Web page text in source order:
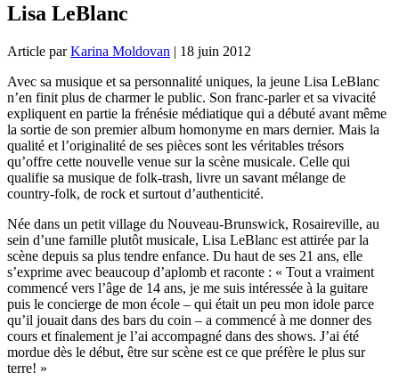
Lisa LeBlanc
Article parKarina Moldovan | 18 juin 2012
Avec sa musique et sa personnalité uniques, la jeune Lisa LeBlanc
n’en finit plus de charmer le public. Son franc-parler et sa vivacité
expliquent en partie la frénésie médiatique qui a débuté avant même
la sortie de son premier album homonyme en mars dernier. Mais la
qualité et l’originalité de ses pièces sont les véritables trésors
qu’offre cette nouvelle venue sur la scène musicale. Celle qui
qualifie sa musique de folk-trash, livre un savant mélange de
country-folk, de rock et surtout d’authenticité.
Née dans un petit village du Nouveau-Brunswick, Rosaireville, au
sein d’une famille plutôt musicale, Lisa LeBlanc est attirée par la
scène depuis sa plus tendre enfance. Du haut de ses 21 ans, elle
s’exprime avec beaucoup d’aplomb et raconte : « Tout a vraiment
commencé vers l’âge de 14 ans, je me suis intéressée à la guitare
puis le concierge de mon école – qui était un peu mon idole parce
qu’il jouait dans des bars du coin – a commencé à me donner des
cours et finalement je l’ai accompagné dans des shows. J’ai été
mordue dès le début, être sur scène est ce que préfère le plus sur
terre! »